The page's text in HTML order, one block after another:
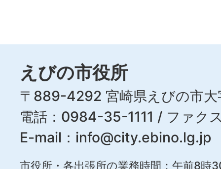
えびの市役所
〒889-4292 宮崎県えびの市大
電話：0984-35-1111 / ファ
E-mail： info@city.ebino.lg.jp
市役所・各出張所の業務時間：午前8時